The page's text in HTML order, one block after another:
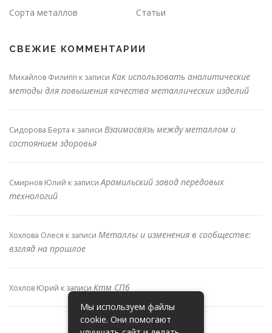
Сорта металлов
Статьи
СВЕЖИЕ КОММЕНТАРИИ
Михайлов Филипп к записи Как использовать аналитические
методы для повышения качества металлических изделий
Сидорова Берта к записи Взаимосвязь между металлом и
состоянием здоровья
Смирнов Юлий к записиАрамильский завод передовых
технологий
Хохлова Олеся к записи Металлы и изменения в сообществе:
взгляд на прошлое
Хохлов Юрий к записи Ктм СПб
Мы используем файлы
cookie. Они помогают